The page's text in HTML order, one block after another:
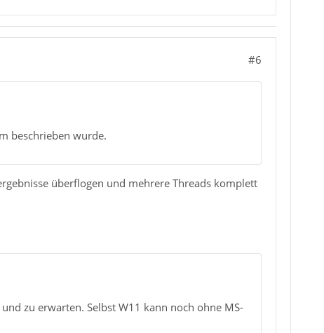
#6
beschrieben wurde.
überflogen und mehrere Threads komplett
zu erwarten. Selbst W11 kann noch ohne MS-